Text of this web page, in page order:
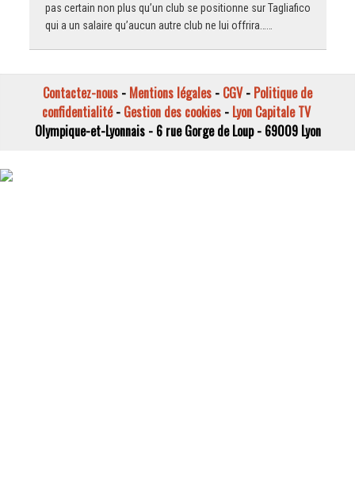
pas certain non plus qu’un club se positionne sur Tagliafico
qui a un salaire qu’aucun autre club ne lui offrira……
Contactez-nous - Mentions légales - CGV- Politique de
confidentialité- Gestion des cookies- Lyon Capitale TV
Olympique-et-Lyonnais - 6 rue Gorge de Loup - 69009 Lyon